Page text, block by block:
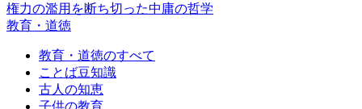
権力の濫用を断ち切った中庸の哲学
教育・道徳
教育・道徳のすべて
ことば豆知識
古人の知恵
子供の教育